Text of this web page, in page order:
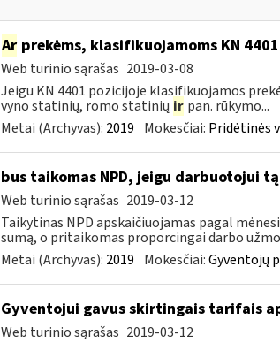
Arprekėms, klasifikuojamoms KN
Web turinio sąrašas 2019-03-08
Jeigu KN 4401 pozicijoje klasifikuojamos
vyno statinių, romo statinių ir pan. rūkymo...
Metai (Archyvas): 2019 Mokesčiai: Pridėtinės
bus taikomas NPD, jeigu darbuotojui
Web turinio sąrašas 2019-03-12
Taikytinas NPD apskaičiuojamas pagal
sumą, o pritaikomas proporcingai darbo
Metai (Archyvas): 2019 Mokesčiai:Gyventojų
Gyventojui gavus skirtingais tarifais
Web turinio sąrašas 2019-03-12